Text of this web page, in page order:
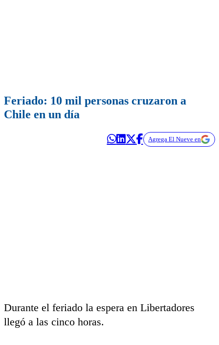
Feriado: 10 mil personas cruzaron a
Chile en un día
Agrega El Nueve en
Durante el feriado la espera en Libertadores
llegó a las cinco horas.